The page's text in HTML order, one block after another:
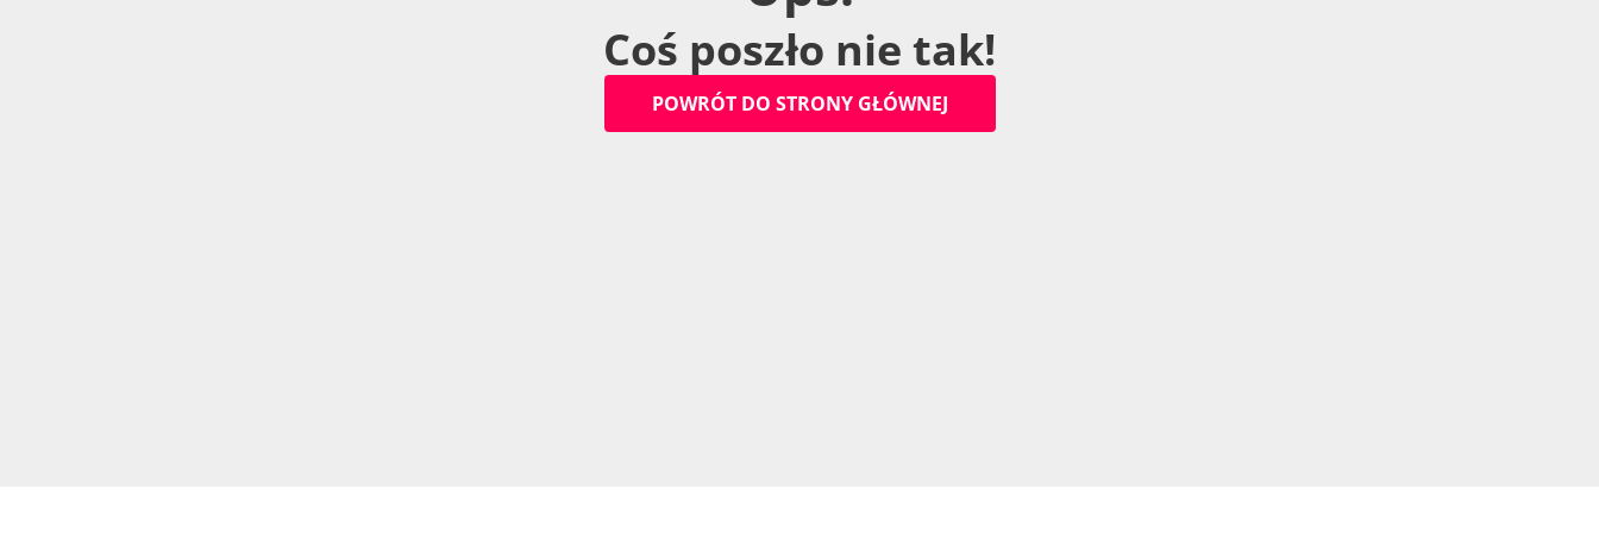
Coś poszło nie tak!
POWRÓT DO STRONY GŁÓWNEJ